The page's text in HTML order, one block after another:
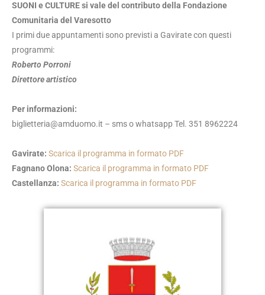
SUONI e CULTURE si vale del contributo della Fondazione
Comunitaria del Varesotto
I primi due appuntamenti sono previsti a Gavirate con questi
programmi:
Roberto Porroni
Direttore artistico
Per informazioni:
biglietteria@amduomo.it – sms o whatsapp Tel. 351 8962224
Gavirate: Scarica il programma in formato PDF
Fagnano Olona: Scarica il programma in formato PDF
Castellanza: Scarica il programma in formato PDF